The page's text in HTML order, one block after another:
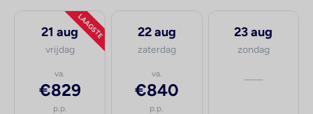
LAAGSTE
21 aug
vrijdag
va.
€829
p.p.
22 aug
zaterdag
va.
€840
p.p.
23 aug
zondag
—